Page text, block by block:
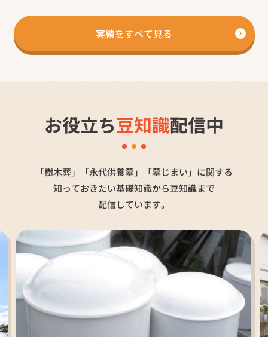
実績をすべて見る
お役立ち豆知識配信中
「樹木葬」「永代供養墓」「墓じまい」に関する
知っておきたい基礎知識から豆知識まで
配信しています。